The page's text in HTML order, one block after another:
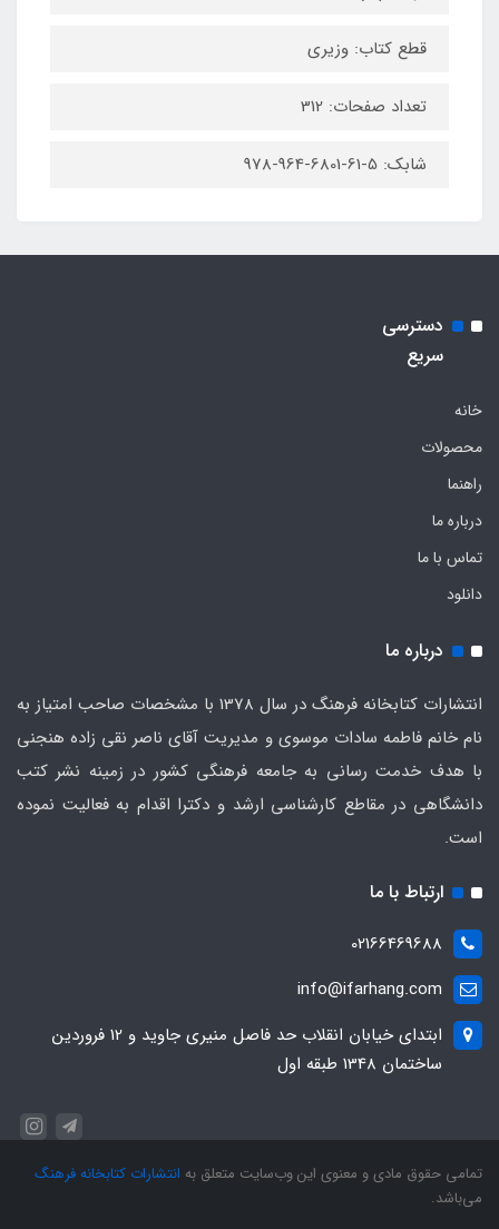
قطع کتاب: وزیری
تعداد صفحات: 312
شابک: 5-61-6801-964-978
دسترسی
سریع
خانه
محصولات
راهنما
درباره ما
تماس با ما
دانلود
درباره ما
انتشارات کتابخانه فرهنگ در سال 1378 با مشخصات صاحب امتیاز به
نام خانم فاطمه سادات موسوی و مدیریت آقای ناصر نقی زاده هنجنی
با هدف خدمت رسانی به جامعه فرهنگی کشور در زمینه نشر کتب
دانشگاهی در مقاطع کارشناسی ارشد و دکترا اقدام به فعالیت نموده
است.
ارتباط با ما
02166469688
info@ifarhang.com
ابتداي خيابان انقلاب حد فاصل منيري جاويد و 12 فروردين
ساختمان 1348 طبقه اول
تمامی حقوق مادی و معنوی این وب‌سایت متعلق به انتشارات کتابخانه فرهنگ
می‌باشد.